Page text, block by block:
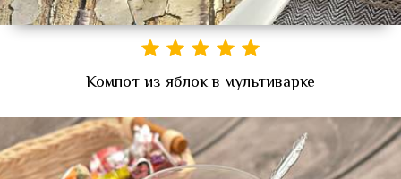
Компот из яблок в мультиварке